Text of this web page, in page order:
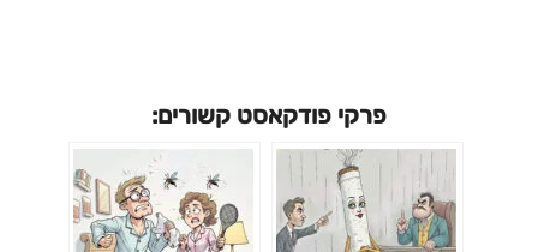
פרקי פודקאסט קשורים: